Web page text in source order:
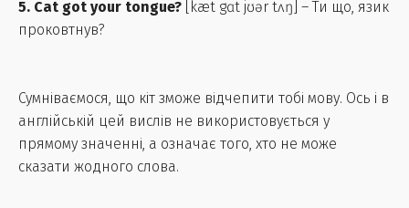
5. Cat got your tongue? [kæt gɑt jʊər tʌŋ] – Ти що, язик
проковтнув?
Сумніваємося, що кіт зможе відчепити тобі мову. Ось і в
англійській цей вислів не використовується у
прямому значенні, а означає того, хто не може
сказати жодного слова.